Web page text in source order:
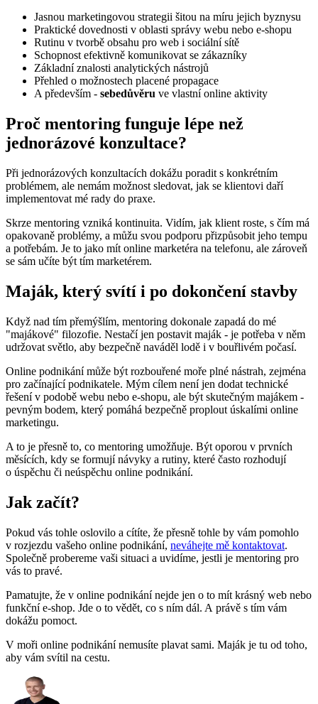
Jasnou marketingovou strategii šitou na míru jejich byznysu
Praktické dovednosti v oblasti správy webu nebo e-shopu
Rutinu v tvorbě obsahu pro web i sociální sítě
Schopnost efektivně komunikovat se zákazníky
Základní znalosti analytických nástrojů
Přehled o možnostech placené propagace
A především - sebedůvěru ve vlastní online aktivity
Proč mentoring funguje lépe než
jednorázové konzultace?
Při jednorázových konzultacích dokážu poradit s konkrétním
problémem, ale nemám možnost sledovat, jak se klientovi daří
implementovat mé rady do praxe.
Skrze mentoring vzniká kontinuita. Vidím, jak klient roste, s čím má
opakovaně problémy, a můžu svou podporu přizpůsobit jeho tempu
a potřebám. Je to jako mít online marketéra na telefonu, ale zároveň
se sám učíte být tím marketérem.
Maják, který svítí i po dokončení stavby
Když nad tím přemýšlím, mentoring dokonale zapadá do mé
"majákové" filozofie. Nestačí jen postavit maják - je potřeba v něm
udržovat světlo, aby bezpečně naváděl lodě i v bouřlivém počasí.
Online podnikání může být rozbouřené moře plné nástrah, zejména
pro začínající podnikatele. Mým cílem není jen dodat technické
řešení v podobě webu nebo e-shopu, ale být skutečným majákem -
pevným bodem, který pomáhá bezpečně proplout úskalími online
marketingu.
A to je přesně to, co mentoring umožňuje. Být oporou v prvních
měsících, kdy se formují návyky a rutiny, které často rozhodují
o úspěchu či neúspěchu online podnikání.
Jak začít?
Pokud vás tohle oslovilo a cítíte, že přesně tohle by vám pomohlo
v rozjezdu vašeho online podnikání, neváhejte mě kontaktovat.
Společně probereme vaši situaci a uvidíme, jestli je mentoring pro
vás to pravé.
Pamatujte, že v online podnikání nejde jen o to mít krásný web nebo
funkční e-shop. Jde o to vědět, co s ním dál. A právě s tím vám
dokážu pomoct.
V moři online podnikání nemusíte plavat sami. Maják je tu od toho,
aby vám svítil na cestu.